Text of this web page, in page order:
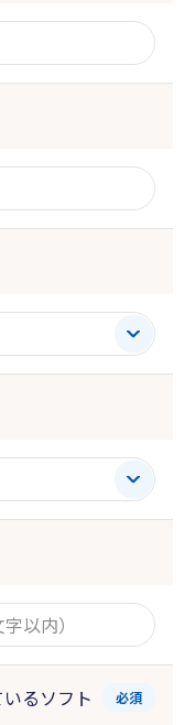
るソフト 必須